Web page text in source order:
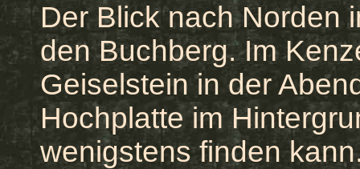
Der Blick nach Norden
den Buchberg. Im
Geiselstein in der
Hochplatte im
wenigstens finden